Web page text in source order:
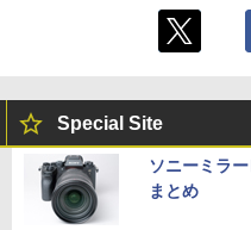
Special Site
ソニーミラ
まとめ